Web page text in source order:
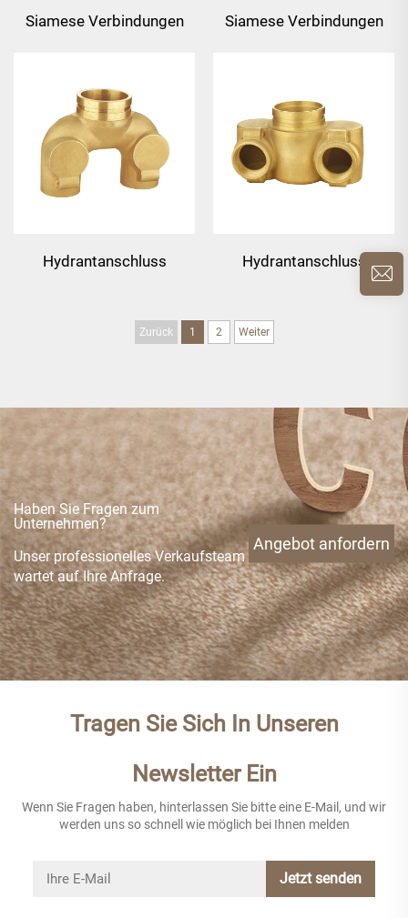
Siamese Verbindungen
Siamese Verbindungen
Hydrantanschluss Hydrantanschluss
Zurück 1 2 Weiter
Haben Sie Fragen zum
Unternehmen?
Unser professionelles Verkaufsteam
wartet auf Ihre Anfrage.
Angebot anfordern
Tragen Sie Sich In Unseren
Newsletter Ein
Wenn Sie Fragen haben, hinterlassen Sie bitte eine E-Mail, und wir
werden uns so schnell wie möglich bei Ihnen melden
Jetzt senden